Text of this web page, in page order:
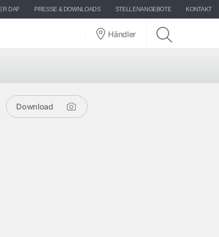
DAF PRESSE & DOWNLOADS STELLENANGEBOTE KONTAKT
Händler
Download